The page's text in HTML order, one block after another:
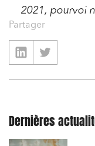
2021, pourvoi
Partager
Dernières